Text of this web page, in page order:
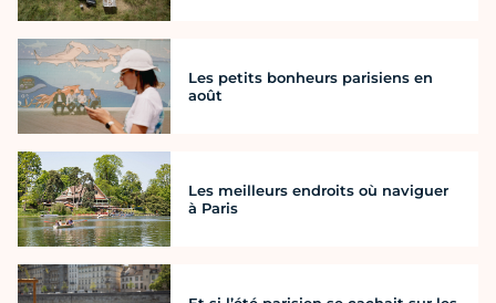
Les petits bonheurs parisiens en
août
Les meilleurs endroits où naviguer
à Paris